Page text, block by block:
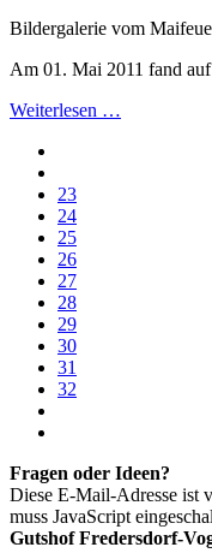
Bildergalerie vom
Am 01. Mai 2011 fand
Weiterlesen …
23
24
25
26
27
28
29
30
31
32
Fragen oder Ideen?
Diese E-Mail-Adresse ist
muss JavaScript
Gutshof Fredersdorf-